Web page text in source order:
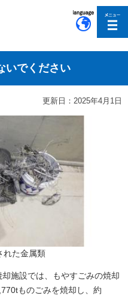
いでください
更新日：2025年4月1日
れた金属類
施設では、もやすごみの焼却
ものごみを焼却し、約